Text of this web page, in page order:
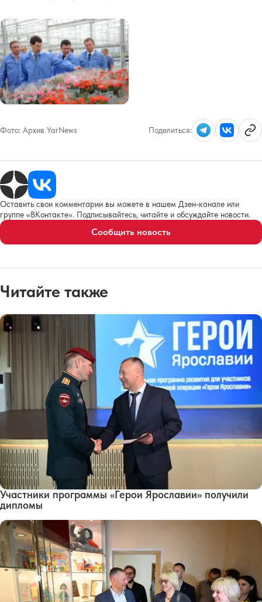
Фото: Архив YarNews Поделиться:
Оставить свои комментарии вы можете в нашем Дзен-канале или
группе «ВКонтакте». Подписывайтесь, читайте и обсуждайте новости.
Сообщить новость
Читайте также
Участники программы «Герои Ярославии» получили
дипломы